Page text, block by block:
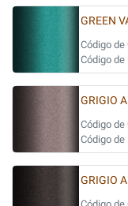
GREEN
Código de
Código de
GRIGIO
Código de
Código de
GRIGIO